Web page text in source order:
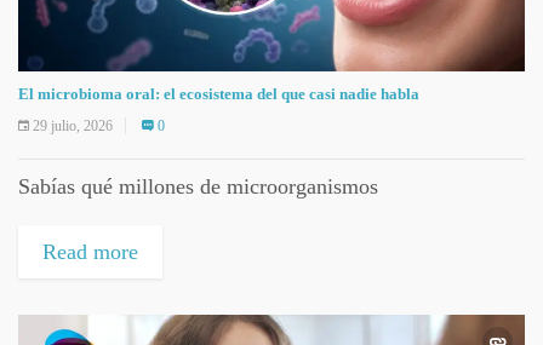
El microbioma oral: el ecosistema del que casi nadie habla
29 julio, 2026 0
Sabías qué millones de microorganismos
Read more